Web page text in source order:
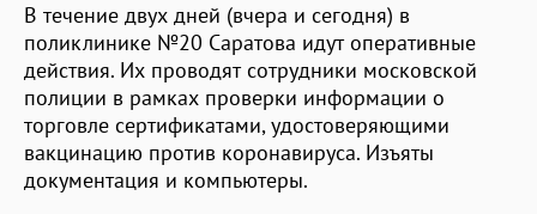
В течение двух дней (вчера и сегодня) в
поликлинике №20 Саратова идут оперативные
действия. Их проводят сотрудники московской
полиции в рамках проверки информации о
торговле сертификатами, удостоверяющими
вакцинацию против коронавируса. Изъяты
документация и компьютеры.